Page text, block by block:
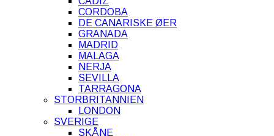
CORDOBA
DE CANARISKE ØER
GRANADA
MADRID
MALAGA
NERJA
SEVILLA
TARRAGONA
STORBRITANNIEN
LONDON
SVERIGE
SKÅNE